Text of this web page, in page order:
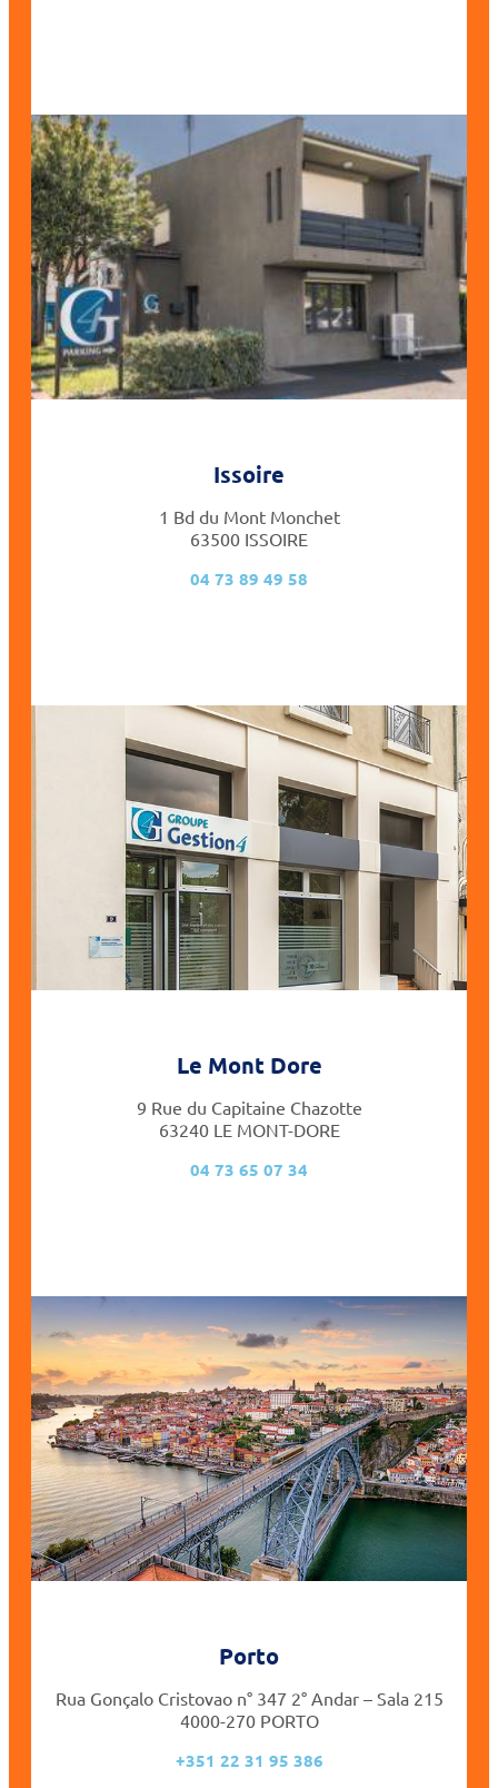
Issoire
1 Bd du Mont Monchet
63500 ISSOIRE
04 73 89 49 58
Le Mont Dore
9 Rue du Capitaine Chazotte
63240 LE MONT-DORE
04 73 65 07 34
Porto
Rua Gonçalo Cristovao n° 347 2° Andar – Sala 215
4000-270 PORTO
+351 22 31 95 386